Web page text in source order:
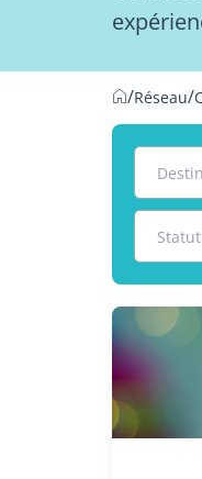
/Réseau/
Statut